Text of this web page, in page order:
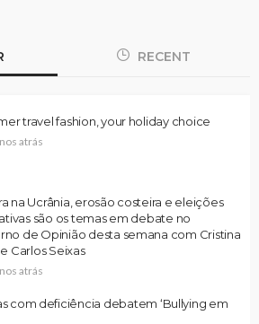
RECENT
travel fashion, your holiday choice
atrás
na Ucrânia, erosão costeira e eleições
são os temas em debate no
de Opinião desta semana com Cristina
Carlos Seixas
atrás
com deficiência debatem ‘Bullying em